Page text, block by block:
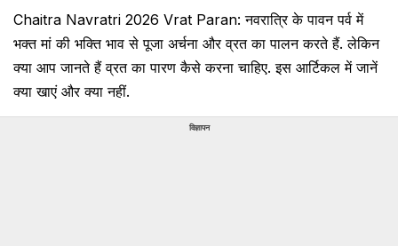
Chaitra Navratri 2026 Vrat Paran: नवरात्रि के पावन पर्व में
भक्त मां की भक्ति भाव से पूजा अर्चना और व्रत का पालन करते हैं. लेकिन
क्या आप जानते हैं व्रत का पारण कैसे करना चाहिए. इस आर्टिकल में जानें
क्या खाएं और क्या नहीं.
विज्ञापन